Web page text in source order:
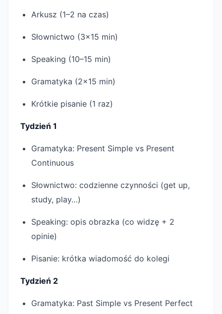
Arkusz (1–2 na czas)
Słownictwo (3×15 min)
Speaking (10–15 min)
Gramatyka (2×15 min)
Krótkie pisanie (1 raz)
Tydzień 1
Gramatyka: Present Simple vs Present
Continuous
Słownictwo: codzienne czynności (get up,
study, play…)
Speaking: opis obrazka (co widzę + 2
opinie)
Pisanie: krótka wiadomość do kolegi
Tydzień 2
Gramatyka: Past Simple vs Present Perfect